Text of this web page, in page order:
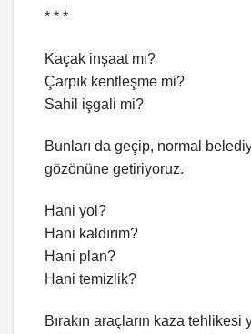
* * *
Kaçak inşaat mı?
Çarpık kentleşme mi?
Sahil işgali mi?
Bunları da geçip, normal
gözönüne getiriyoruz.
Hani yol?
Hani kaldırım?
Hani plan?
Hani temizlik?
Bırakın araçların kaza tehlikesi